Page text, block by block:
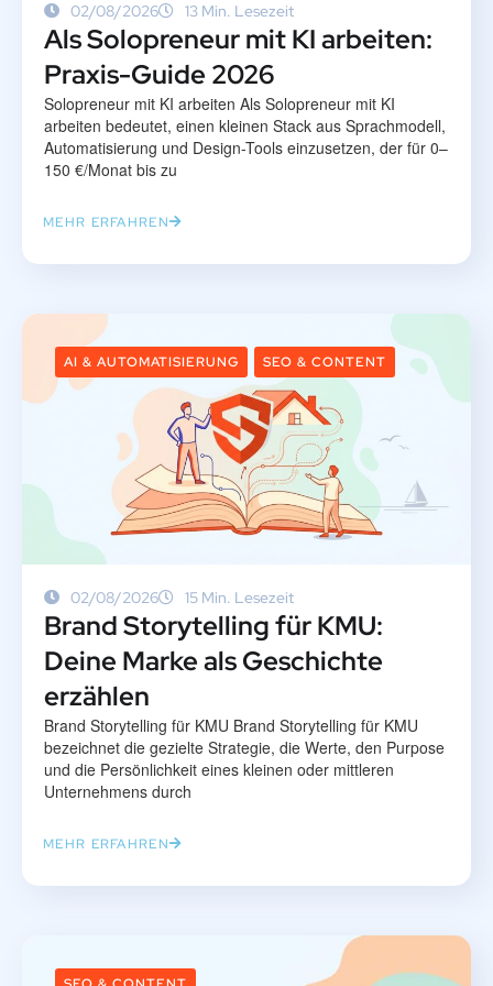
02/08/2026 13 Min. Lesezeit
Als Solopreneur mit KI arbeiten:
Praxis-Guide 2026
Solopreneur mit KI arbeiten Als Solopreneur mit KI
arbeiten bedeutet, einen kleinen Stack aus Sprachmodell,
Automatisierung und Design-Tools einzusetzen, der für 0–
150 €/Monat bis zu
MEHR ERFAHREN
AI & AUTOMATISIERUNG SEO & CONTENT
02/08/2026 15 Min. Lesezeit
Brand Storytelling für KMU:
Deine Marke als Geschichte
erzählen
Brand Storytelling für KMU Brand Storytelling für KMU
bezeichnet die gezielte Strategie, die Werte, den Purpose
und die Persönlichkeit eines kleinen oder mittleren
Unternehmens durch
MEHR ERFAHREN